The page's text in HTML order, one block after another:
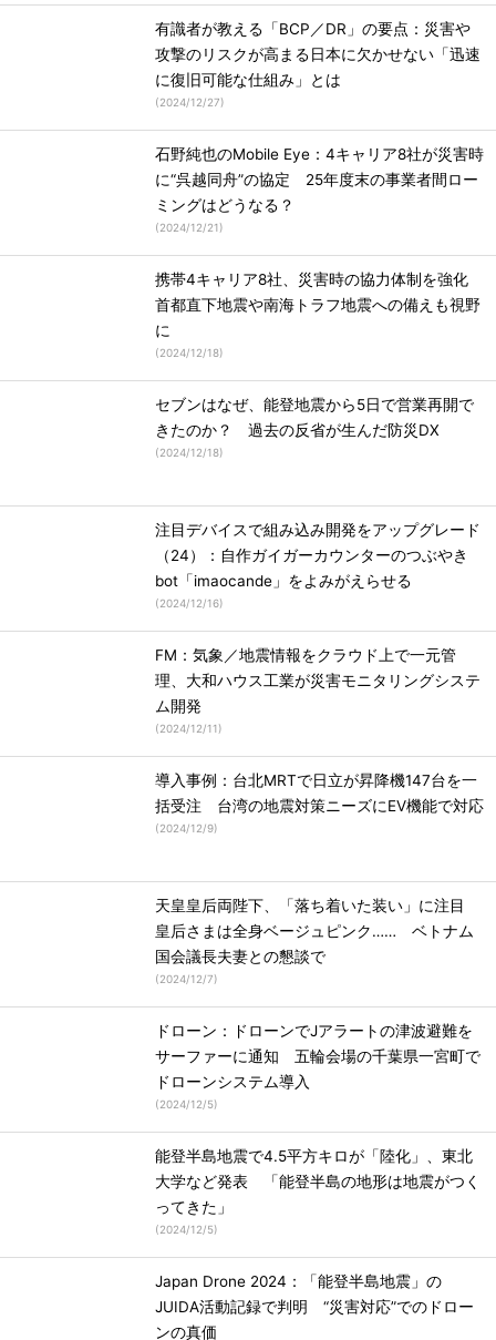
有識者が教える「BCP／DR」の要点：災害や
攻撃のリスクが高まる日本に欠かせない「迅速
に復旧可能な仕組み」とは
(2024/12/27)
石野純也のMobile Eye：4キャリア8社が災害時
に“呉越同舟”の協定 25年度末の事業者間ロー
ミングはどうなる？
(2024/12/21)
携帯4キャリア8社、災害時の協力体制を強化
首都直下地震や南海トラフ地震への備えも視野
に
(2024/12/18)
セブンはなぜ、能登地震から5日で営業再開で
きたのか？ 過去の反省が生んだ防災DX
(2024/12/18)
注目デバイスで組み込み開発をアップグレード
（24）：自作ガイガーカウンターのつぶやき
bot「imaocande」をよみがえらせる
(2024/12/16)
FM：気象／地震情報をクラウド上で一元管
理、大和ハウス工業が災害モニタリングシステ
ム開発
(2024/12/11)
導入事例：台北MRTで日立が昇降機147台を一
括受注 台湾の地震対策ニーズにEV機能で対応
(2024/12/9)
天皇皇后両陛下、「落ち着いた装い」に注目
皇后さまは全身ベージュピンク…… ベトナム
国会議長夫妻との懇談で
(2024/12/7)
ドローン：ドローンでJアラートの津波避難を
サーファーに通知 五輪会場の千葉県一宮町で
ドローンシステム導入
(2024/12/5)
能登半島地震で4.5平方キロが「陸化」、東北
大学など発表 「能登半島の地形は地震がつく
ってきた」
(2024/12/5)
Japan Drone 2024：「能登半島地震」の
JUIDA活動記録で判明 “災害対応”でのドロー
ンの真価